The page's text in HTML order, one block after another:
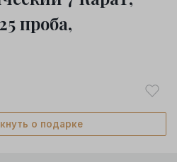
проба,
о подарке